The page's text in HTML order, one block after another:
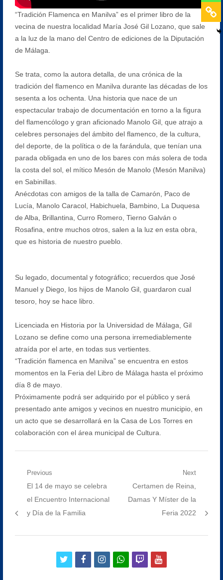
“Tradición Flamenca en Manilva” es el primer libro de la
vecina de nuestra localidad María José Gil Lozano, que sale
a la luz de la mano del Centro de ediciones de la Diputación
de Málaga.
Se trata, como la autora detalla, de una crónica de la
tradición del flamenco en Manilva durante las décadas de los
sesenta a los ochenta. Una historia que nace de un
espectacular trabajo de documentación en torno a la figura
del flamencólogo y gran aficionado Manolo Gil, que atrajo a
celebres personajes del ámbito del flamenco, de la cultura,
del deporte, de la política o de la farándula, que tenían una
parada obligada en uno de los bares con más solera de toda
la costa del sol, el mítico Mesón de Manolo (Mesón Manilva)
en Sabinillas.
Anécdotas con amigos de la talla de Camarón, Paco de
Lucía, Manolo Caracol, Habichuela, Bambino, La Duquesa
de Alba, Brillantina, Curro Romero, Tierno Galván o
Rosafina, entre muchos otros, salen a la luz en esta obra,
que es historia de nuestro pueblo.
Su legado, documental y fotográfico; recuerdos que José
Manuel y Diego, los hijos de Manolo Gil, guardaron cual
tesoro, hoy se hace libro.
Licenciada en Historia por la Universidad de Málaga, Gil
Lozano se define como una persona irremediablemente
atraída por el arte, en todas sus vertientes.
“Tradición flamenca en Manilva” se encuentra en estos
momentos en la Feria del Libro de Málaga hasta el próximo
día 8 de mayo.
Próximamente podrá ser adquirido por el público y será
presentado ante amigos y vecinos en nuestro municipio, en
un acto que se desarrollará en la Casa de Los Torres en
colaboración con el área municipal de Cultura.
Navegación
entradas
Previous
Previous
post:
El 14 de mayo se celebra
el Encuentro Internacional
y Día de la Familia
Next
Next
post:
Certamen de Reina,
Damas Y Míster de la
Feria 2022
twitterfacebookinstagramwhatsapp
twitchyoutube